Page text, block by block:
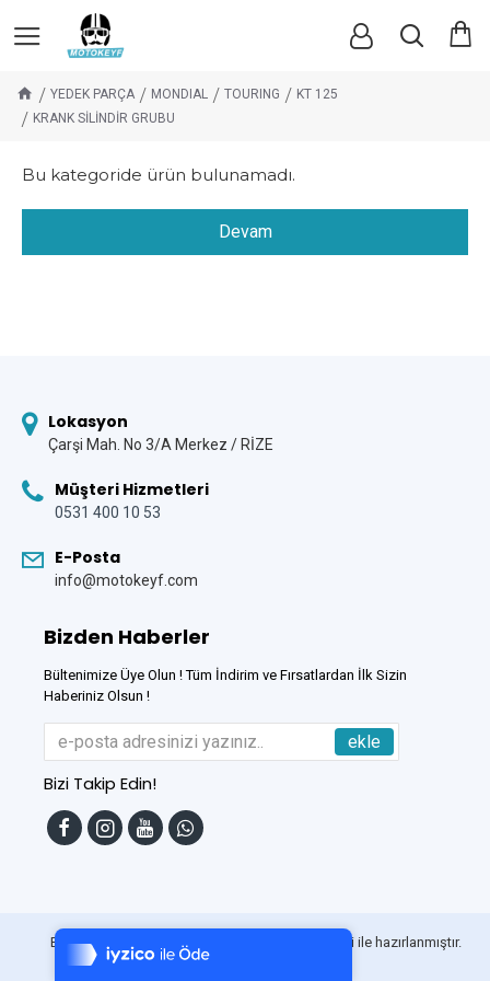
7/24 Canlı Destek
%100 Sorunsuz Alışveriş
YEDEK PARÇA MONDIAL TOURING
KT 125
KRANK SİLİNDİR GRUBU
Bu kategoride ürün bulunamadı.
Devam
Lokasyon
Çarşi Mah. No 3/A Merkez / RİZE
Müşteri Hizmetleri
0531 400 10 53
E-Posta
info@motokeyf.com
Bizden Haberler
Bültenimize Üye Olun ! Tüm İndirim ve Fırsatlardan İlk Sizin
Haberiniz Olsun !
ekle
Bizi Takip Edin!
Bu Site DumanSoft Gelişmiş E-Ticaret sistemleri ile hazırlanmıştır.